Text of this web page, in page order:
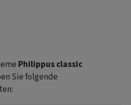
Philippus classic
Sie folgende